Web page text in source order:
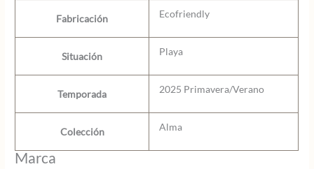
Fabricación Ecofriendly
Situación Playa
Temporada 2025 Primavera/Verano
Colección Alma
Marca